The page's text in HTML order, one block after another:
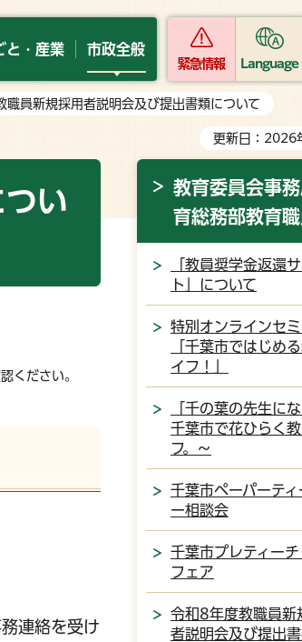
と・産業 市政全般
緊急情報 Language
職員新規採用者説明会及び提出書類について
更新日：2026
い
ンドウで開く）
ください。
連絡を受け
教育委員会事
育総務部教育
「教員奨学金返還
ト」について
特別オンラインセ
「千葉市ではじめ
イフ！」
「千の葉の先生に
千葉市で花ひらく
フ。～
千葉市ペーパーティ
ー相談会
千葉市プレティー
フェア
令和8年度教職員新
者説明会及び提出